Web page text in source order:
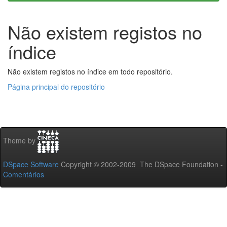
Não existem registos no
índice
Não existem registos no índice em todo repositório.
Página principal do repositório
Theme by
DSpace Software Copyright © 2002-2009 The DSpace Foundation -
Comentários